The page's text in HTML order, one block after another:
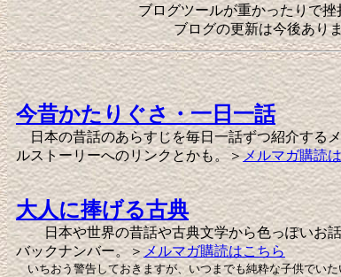
ブログツールが重かったりで挫
ブログの更新は今後あり
今昔かたりぐさ・一日一話
日本の昔話のあらすじを毎日一話ずつ紹介する
ルストーリーへのリンクとかも。＞メルマガ購読
大人に捧げる古典
日本や世界の昔話や古典文学から色っぽいお話
バックナンバー。＞メルマガ購読はこちら
いちおう警告しておきますが、いつまでも純粋な子供でいた